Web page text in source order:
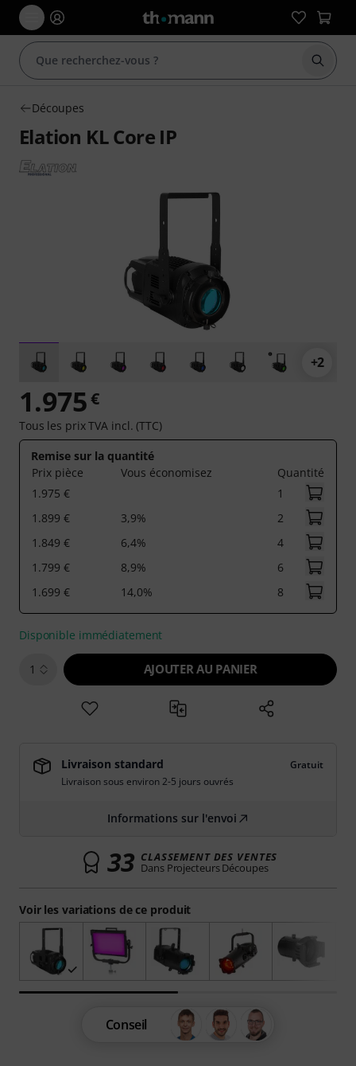
Découpes
Elation KL Core IP
+2
Voir les variations de ce produit
1.975€
Tous les prix TVA incl. (TTC)
Remise sur la quantité
Prix pièce
Vous économisez
Quantité
1.975 €
1
1.899 €
3,9%
2
1.849 €
6,4%
4
1.799 €
8,9%
6
1.699 €
14,0% 8
Disponible immédiatement
1 AJOUTER AU PANIER
Livraison standard
Gratuit
Livraison sous environ 2-5 jours ouvrés
Informations sur l'envoi
33 CLASSEMENT DES VENTES
Dans Projecteurs Découpes
Conseil